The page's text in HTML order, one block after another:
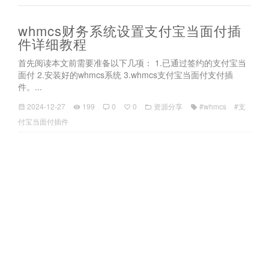
whmcs财务系统设置支付宝当面付插
件详细教程
首先阅读本文前需要准备以下几项： 1.已通过签约的支付宝当
面付 2.安装好的whmcs系统 3.whmcs支付宝当面付支付插
件。...
2024-12-27 199 0 0 资源分享 #whmcs
#支
付宝当面付插件